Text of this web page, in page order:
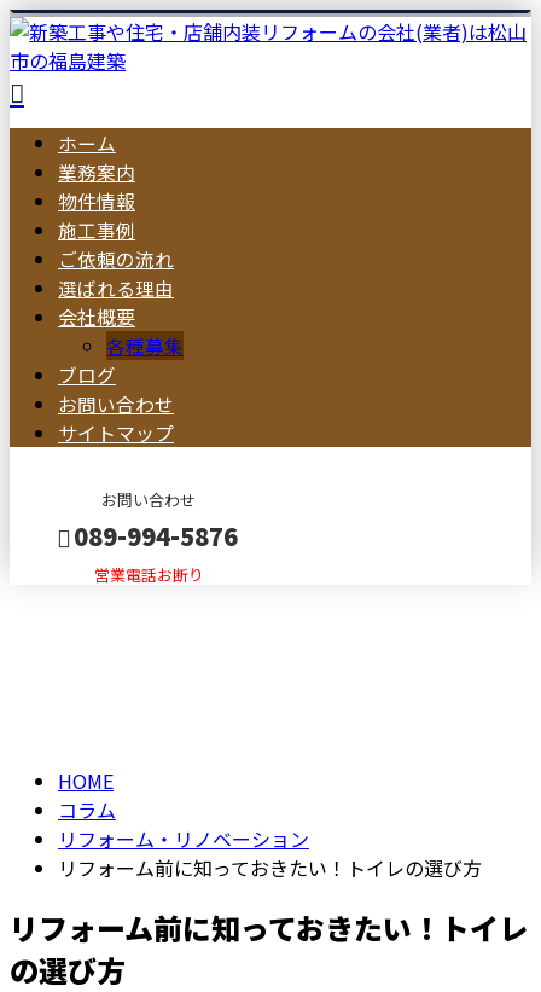
ホーム
業務案内
物件情報
施工事例
ご依頼の流れ
選ばれる理由
会社概要
各種募集
ブログ
お問い合わせ
サイトマップ
お問い合わせ
089-994-5876
営業電話お断り
HOME
コラム
リフォーム・リノベーション
リフォーム前に知っておきたい！トイレの選び方
リフォーム前に知っておきたい！トイレ
の選び方